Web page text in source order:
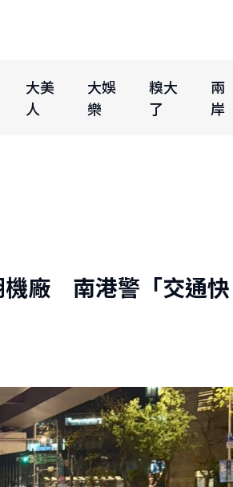
大美
人
大娛
樂
糗大
了
兩
岸
機廠 南港警「交通快